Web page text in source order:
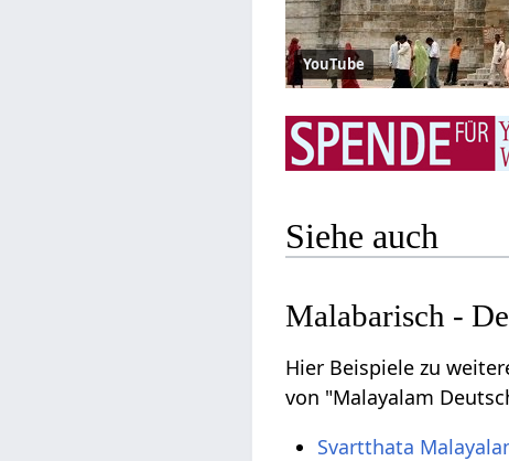
YouTube
Siehe auch
Malabarisch -
Hier Beispiele zu
von "Malayalam
Svartthata